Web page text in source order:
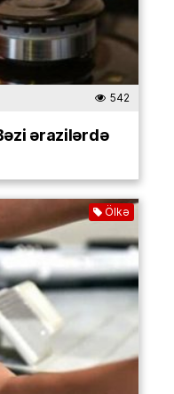
542
ərazilərdə
Ölkə